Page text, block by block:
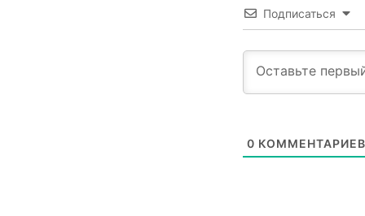
Подписаться
0 КОММЕНТАРИЕВ